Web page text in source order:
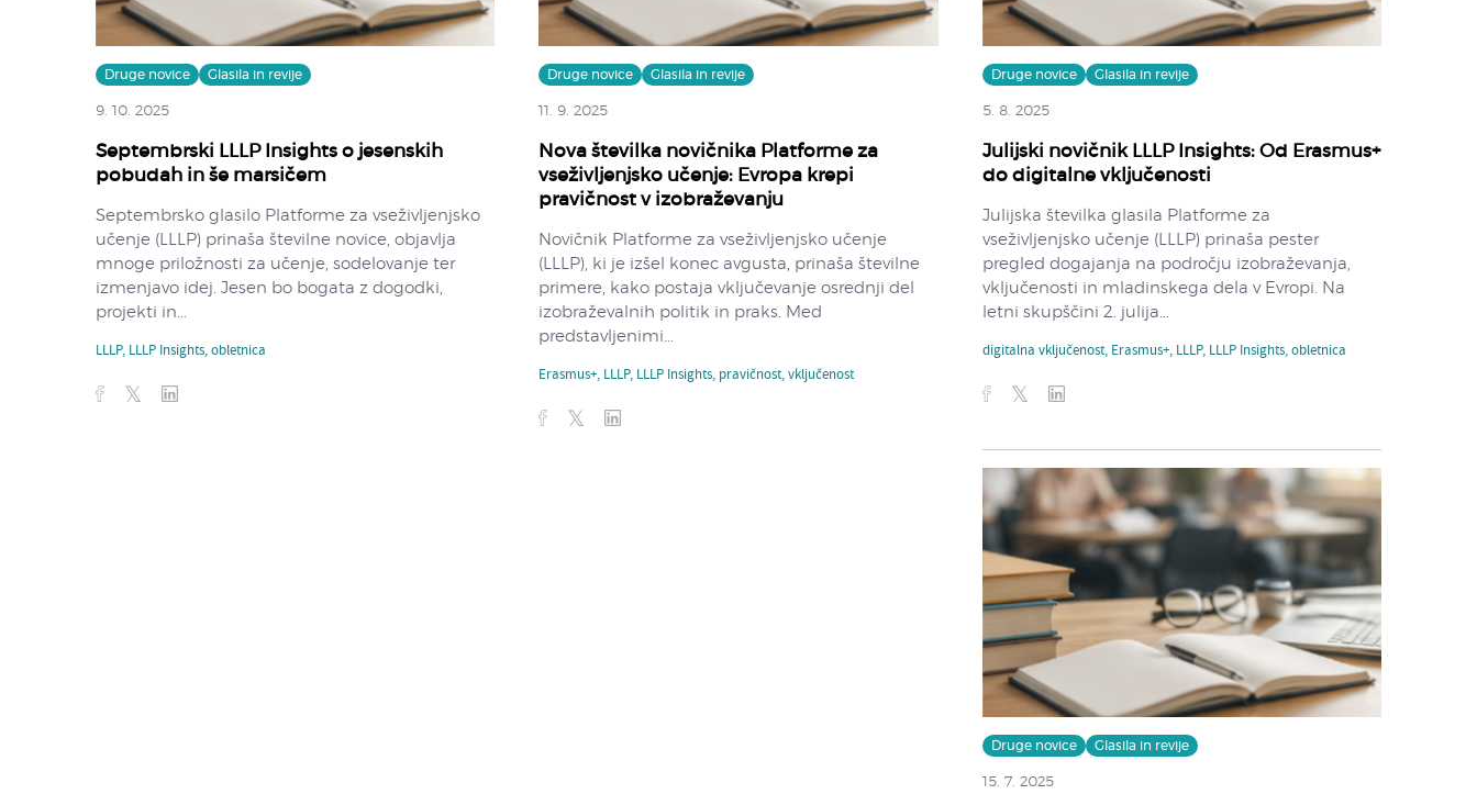
Druge novice Glasila in revije
9. 10. 2025
Septembrski LLLP Insights o jesenskih
pobudah in še marsičem
Septembrsko glasilo Platforme za vseživljenjsko
učenje (LLLP) prinaša številne novice, objavlja
mnoge priložnosti za učenje, sodelovanje ter
izmenjavo idej. Jesen bo bogata z dogodki,
projekti in...
LLLP, LLLP Insights,obletnica
Druge novice Glasila in revije
11. 9. 2025
Nova številka novičnika Platforme za
vseživljenjsko učenje: Evropa krepi
pravičnost v izobraževanju
Novičnik Platforme za vseživljenjsko učenje
(LLLP), ki je izšel konec avgusta, prinaša številne
primere, kako postaja vključevanje osrednji del
izobraževalnih politik in praks. Med
predstavljenimi...
Erasmus+, LLLP, LLLP Insights, pravičnost,vključenost
Druge novice Glasila in revije
5. 8. 2025
Julijski novičnik LLLP Insights: Od Erasmus+
do digitalne vključenosti
Julijska številka glasila Platforme za
vseživljenjsko učenje (LLLP) prinaša pester
pregled dogajanja na področju izobraževanja,
vključenosti in mladinskega dela v Evropi. Na
letni skupščini 2. julija...
digitalna vključenost, Erasmus+, LLLP, LLLP Insights,obletnica
Druge novice Glasila in revije
15. 7. 2025